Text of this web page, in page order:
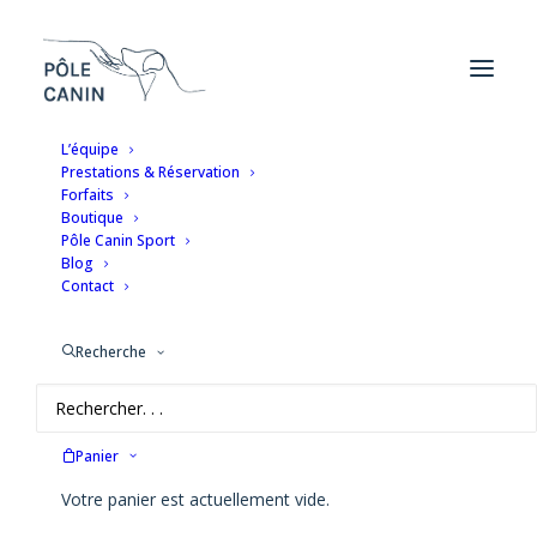
L’équipe
Prestations & Réservation
Forfaits
Boutique
Pôle Canin Sport
Blog
Contact
Recherche
Panier
Votre panier est actuellement vide.
🥰 Confort
Voici le seul résultat